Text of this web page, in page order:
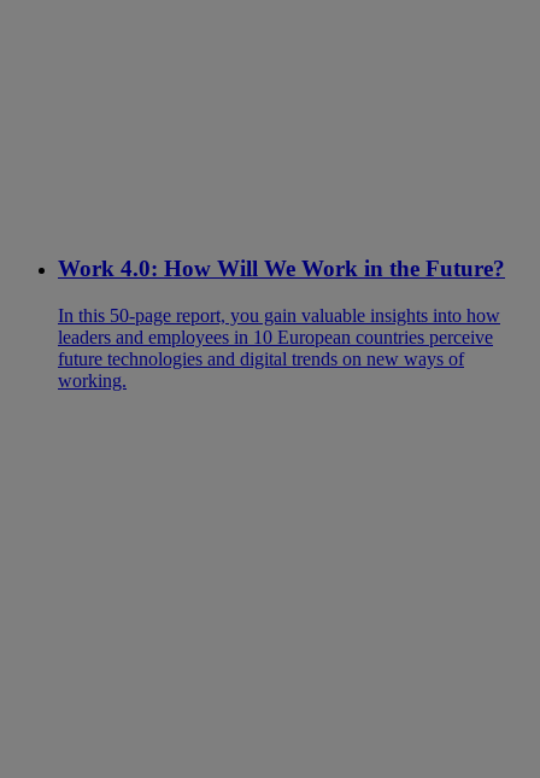
Work 4.0: How Will We Work in the Future?
In this 50-page report, you gain valuable insights into how
leaders and employees in 10 European countries perceive
future technologies and digital trends on new ways of
working.